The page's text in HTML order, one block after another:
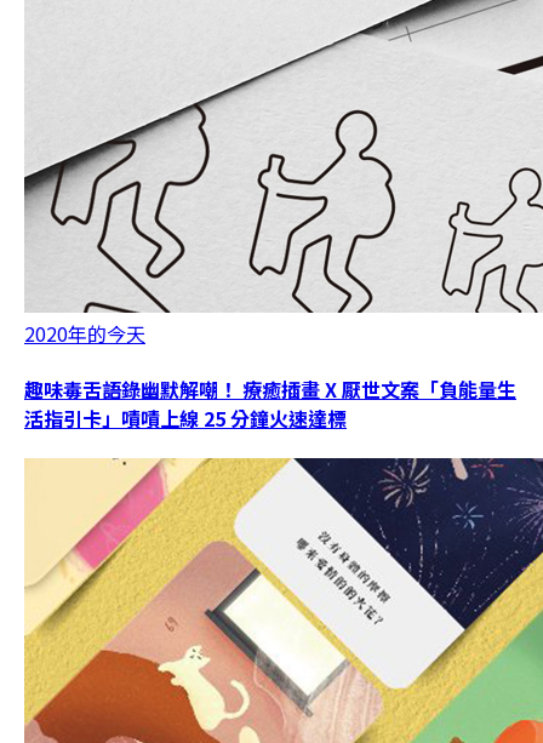
2020年的今天
趣味毒舌語錄幽默解嘲！ 療癒插畫 X 厭世文案「負能量生
活指引卡」嘖嘖上線 25 分鐘火速達標